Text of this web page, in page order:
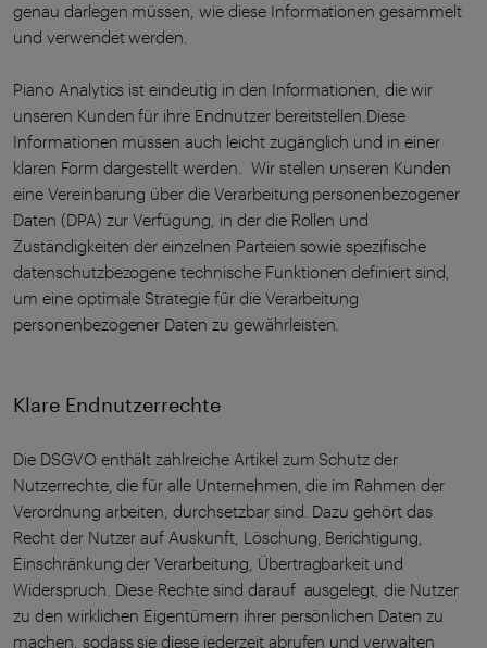
genau darlegen müssen, wie diese Informationen gesammelt
und verwendet werden.
Piano Analytics ist eindeutig in den Informationen, die wir
unseren Kunden für ihre Endnutzer bereitstellen.Diese
Informationen müssen auch leicht zugänglich und in einer
klaren Form dargestellt werden. Wir stellen unseren Kunden
eine Vereinbarung über die Verarbeitung personenbezogener
Daten (DPA) zur Verfügung, in der die Rollen und
Zuständigkeiten der einzelnen Parteien sowie spezifische
datenschutzbezogene technische Funktionen definiert sind,
um eine optimale Strategie für die Verarbeitung
personenbezogener Daten zu gewährleisten.
Klare Endnutzerrechte
Die DSGVO enthält zahlreiche Artikel zum Schutz der
Nutzerrechte, die für alle Unternehmen, die im Rahmen der
Verordnung arbeiten, durchsetzbar sind. Dazu gehört das
Recht der Nutzer auf Auskunft, Löschung, Berichtigung,
Einschränkung der Verarbeitung, Übertragbarkeit und
Widerspruch. Diese Rechte sind darauf ausgelegt, die Nutzer
zu den wirklichen Eigentümern ihrer persönlichen Daten zu
machen, sodass sie diese jederzeit abrufen und verwalten